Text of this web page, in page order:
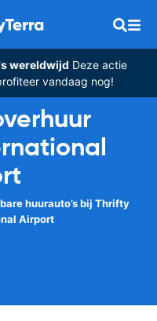
wereldwijd Deze actie
vandaag nog!
huurauto’s bij Thrifty
Airport